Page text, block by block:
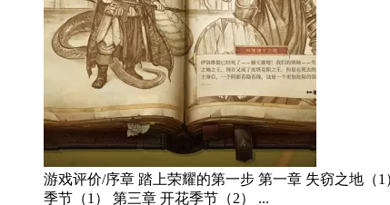
游戏评价/序章 踏上荣耀的第一步 第一章 失窃之地（
季节（1） 第三章 开花季节（2） ...